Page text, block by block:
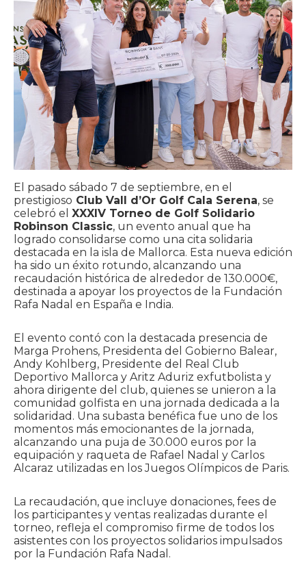
El pasado sábado 7 de septiembre, en el
prestigioso Club Vall d’Or Golf Cala Serena, se
celebró el XXXIV Torneo de Golf Solidario
Robinson Classic, un evento anual que ha
logrado consolidarse como una cita solidaria
destacada en la isla de Mallorca. Esta nueva edición
ha sido un éxito rotundo, alcanzando una
recaudación histórica de alrededor de 130.000€,
destinada a apoyar los proyectos de la Fundación
Rafa Nadal en España e India.
El evento contó con la destacada presencia de
Marga Prohens, Presidenta del Gobierno Balear,
Andy Kohlberg, Presidente del Real Club
Deportivo Mallorca y Aritz Aduriz exfutbolista y
ahora dirigente del club, quienes se unieron a la
comunidad golfista en una jornada dedicada a la
solidaridad. Una subasta benéfica fue uno de los
momentos más emocionantes de la jornada,
alcanzando una puja de 30.000 euros por la
equipación y raqueta de Rafael Nadal y Carlos
Alcaraz utilizadas en los Juegos Olímpicos de Paris.
La recaudación, que incluye donaciones, fees de
los participantes y ventas realizadas durante el
torneo, refleja el compromiso firme de todos los
asistentes con los proyectos solidarios impulsados
por la Fundación Rafa Nadal.